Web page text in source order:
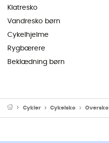
Klatresko
Vandresko børn
Cykelhjelme
Rygbærere
Beklædning børn
Cykler Cykelsko Oversko